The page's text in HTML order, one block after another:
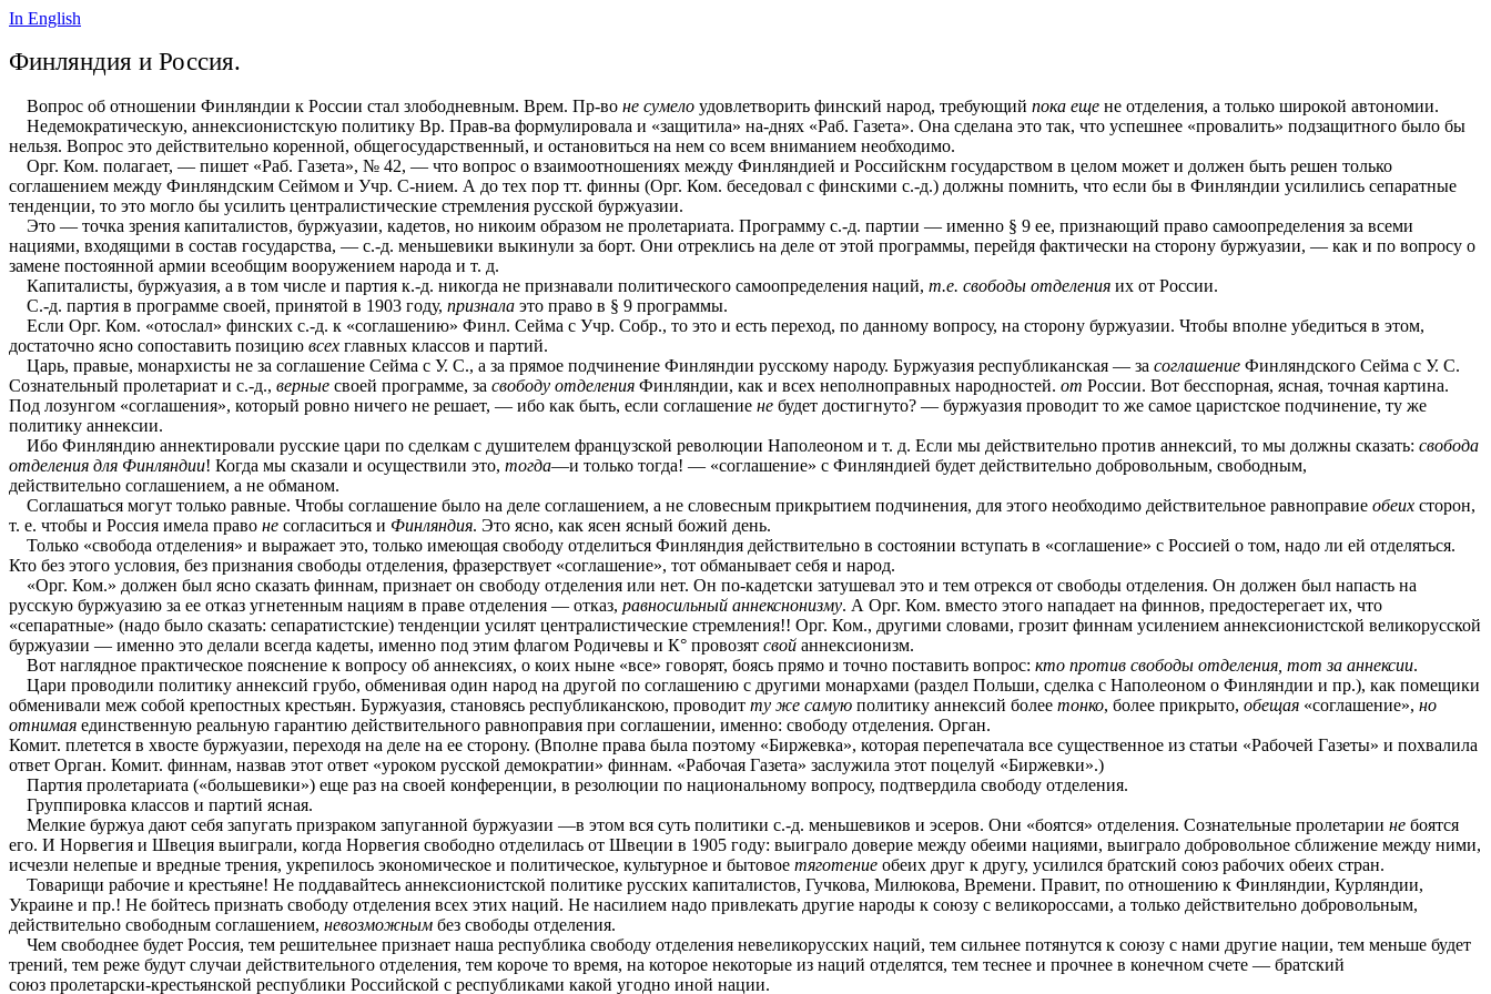
In English
Финляндия и Россия.
Вопрос об отношении Финляндии к России стал злободневным. Врем. Пр-во не сумело удовлетворить финский народ, требующий пока еще не отделения, а только широкой автономии.
Недемократическую, аннексионистскую политику Вр. Прав-ва формулировала и «защитила» на-днях «Раб. Газета». Она сделана это так, что успешнее «провалить» подзащитного было бы
нельзя. Вопрос это действительно коренной, общегосударственный, и остановиться на нем со всем вниманием необходимо.
Орг. Ком. полагает, — пишет «Раб. Газета», № 42, — что вопрос о взаимоотношениях между Финляндией и Российскнм государством в целом может и должен быть решен только
соглашением между Финляндским Сеймом и Учр. С-нием. А до тех пор тт. финны (Орг. Ком. беседовал с финскими с.-д.) должны помнить, что если бы в Финляндии усилились сепаратные
тенденции, то это могло бы усилить централистические стремления русской буржуазии.
Это — точка зрения капиталистов, буржуазии, кадетов, но никоим образом не пролетариата. Программу с.-д. партии — именно § 9 ее, признающий право самоопределения за всеми
нациями, входящими в состав государства, — с.-д. меньшевики выкинули за борт. Они отреклись на деле от этой программы, перейдя фактически на сторону буржуазии, — как и по вопросу о
замене постоянной армии всеобщим вооружением народа и т. д.
Капиталисты, буржуазия, а в том числе и партия к.-д. никогда не признавали политического самоопределения наций, т.е. свободы отделения их от России.
С.-д. партия в программе своей, принятой в 1903 году, признала это право в § 9 программы.
Если Орг. Ком. «отослал» финских с.-д. к «соглашению» Финл. Сейма с Учр. Собр., то это и есть переход, по данному вопросу, на сторону буржуазии. Чтобы вполне убедиться в этом,
достаточно ясно сопоставить позицию всех главных классов и партий.
Царь, правые, монархисты не за соглашение Сейма с У. С., а за прямое подчинение Финляндии русскому народу. Буржуазия республиканская — за соглашение Финляндского Сейма с У. С.
Сознательный пролетариат и с.-д., верные своей программе, за свободу отделения Финляндии, как и всех неполноправных народностей. от России. Вот бесспорная, ясная, точная картина.
Под лозунгом «соглашения», который ровно ничего не решает, — ибо как быть, если соглашение не будет достигнуто? — буржуазия проводит то же самое царистское подчинение, ту же
политику аннексии.
Ибо Финляндию аннектировали русские цари по сделкам с душителем французской революции Наполеоном и т. д. Если мы действительно против аннексий, то мы должны сказать: свобода
отделения для Финляндии! Когда мы сказали и осуществили это, тогда—и только тогда! — «соглашение» с Финляндией будет действительно добровольным, свободным,
действительно соглашением, а не обманом.
Соглашаться могут только равные. Чтобы соглашение было на деле соглашением, а не словесным прикрытием подчинения, для этого необходимо действительное равноправие обеих сторон,
т. е. чтобы и Россия имела право не согласиться и Финляндия. Это ясно, как ясен ясный божий день.
Только «свобода отделения» и выражает это, только имеющая свободу отделиться Финляндия действительно в состоянии вступать в «соглашение» с Россией о том, надо ли ей отделяться.
Кто без этого условия, без признания свободы отделения, фразерствует «соглашение», тот обманывает себя и народ.
«Орг. Ком.» должен был ясно сказать финнам, признает он свободу отделения или нет. Он по-кадетски затушевал это и тем отрекся от свободы отделения. Он должен был напасть на
русскую буржуазию за ее отказ угнетенным нациям в праве отделения — отказ, равносильный аннекснонизму. А Орг. Ком. вместо этого нападает на финнов, предостерегает их, что
«сепаратные» (надо было сказать: сепаратистские) тенденции усилят централистические стремления!! Орг. Ком., другими словами, грозит финнам усилением аннексионистской великорусской
буржуазии — именно это делали всегда кадеты, именно под этим флагом Родичевы и К° провозят свой аннексионизм.
Вот наглядное практическое пояснение к вопросу об аннексиях, о коих ныне «все» говорят, боясь прямо и точно поставить вопрос: кто против свободы отделения, тот за аннексии.
Цари проводили политику аннексий грубо, обменивая один народ на другой по соглашению с другими монархами (раздел Польши, сделка с Наполеоном о Финляндии и пр.), как помещики
обменивали меж собой крепостных крестьян. Буржуазия, становясь республиканскою, проводит ту же самую политику аннексий более тонко, более прикрыто, обещая «соглашение», но
отнимая единственную реальную гарантию действительного равноправия при соглашении, именно: свободу отделения. Орган.
Комит. плетется в хвосте буржуазии, переходя на деле на ее сторону. (Вполне права была поэтому «Биржевка», которая перепечатала все существенное из статьи «Рабочей Газеты» и похвалила
ответ Орган. Комит. финнам, назвав этот ответ «уроком русской демократии» финнам. «Рабочая Газета» заслужила этот поцелуй «Биржевки».)
Партия пролетариата («большевики») еще раз на своей конференции, в резолюции по национальному вопросу, подтвердила свободу отделения.
Группировка классов и партий ясная.
Мелкие буржуа дают себя запугать призраком запуганной буржуазии —в этом вся суть политики с.-д. меньшевиков и эсеров. Они «боятся» отделения. Сознательные пролетарии не боятся
его. И Норвегия и Швеция выиграли, когда Норвегия свободно отделилась от Швеции в 1905 году: выиграло доверие между обеими нациями, выиграло добровольное сближение между ними,
исчезли нелепые и вредные трения, укрепилось экономическое и политическое, культурное и бытовое тяготение обеих друг к другу, усилился братский союз рабочих обеих стран.
Товарищи рабочие и крестьяне! Не поддавайтесь аннексионистской политике русских капиталистов, Гучкова, Милюкова, Времени. Правит, по отношению к Финляндии, Курляндии,
Украине и пр.! Не бойтесь признать свободу отделения всех этих наций. Не насилием надо привлекать другие народы к союзу с великороссами, а только действительно добровольным,
действительно свободным соглашением, невозможным без свободы отделения.
Чем свободнее будет Россия, тем решительнее признает наша республика свободу отделения невеликорусских наций, тем сильнее потянутся к союзу с нами другие нации, тем меньше будет
трений, тем реже будут случаи действительного отделения, тем короче то время, на которое некоторые из наций отделятся, тем теснее и прочнее в конечном счете — братский
союз пролетарски-крестьянской республики Российской с республиками какой угодно иной нации.